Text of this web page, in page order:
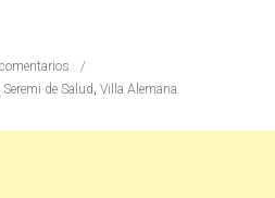
,Seremi de Salud ,Villa Alemana